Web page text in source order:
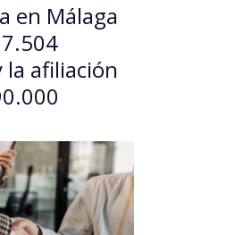
en Málaga
la afiliación